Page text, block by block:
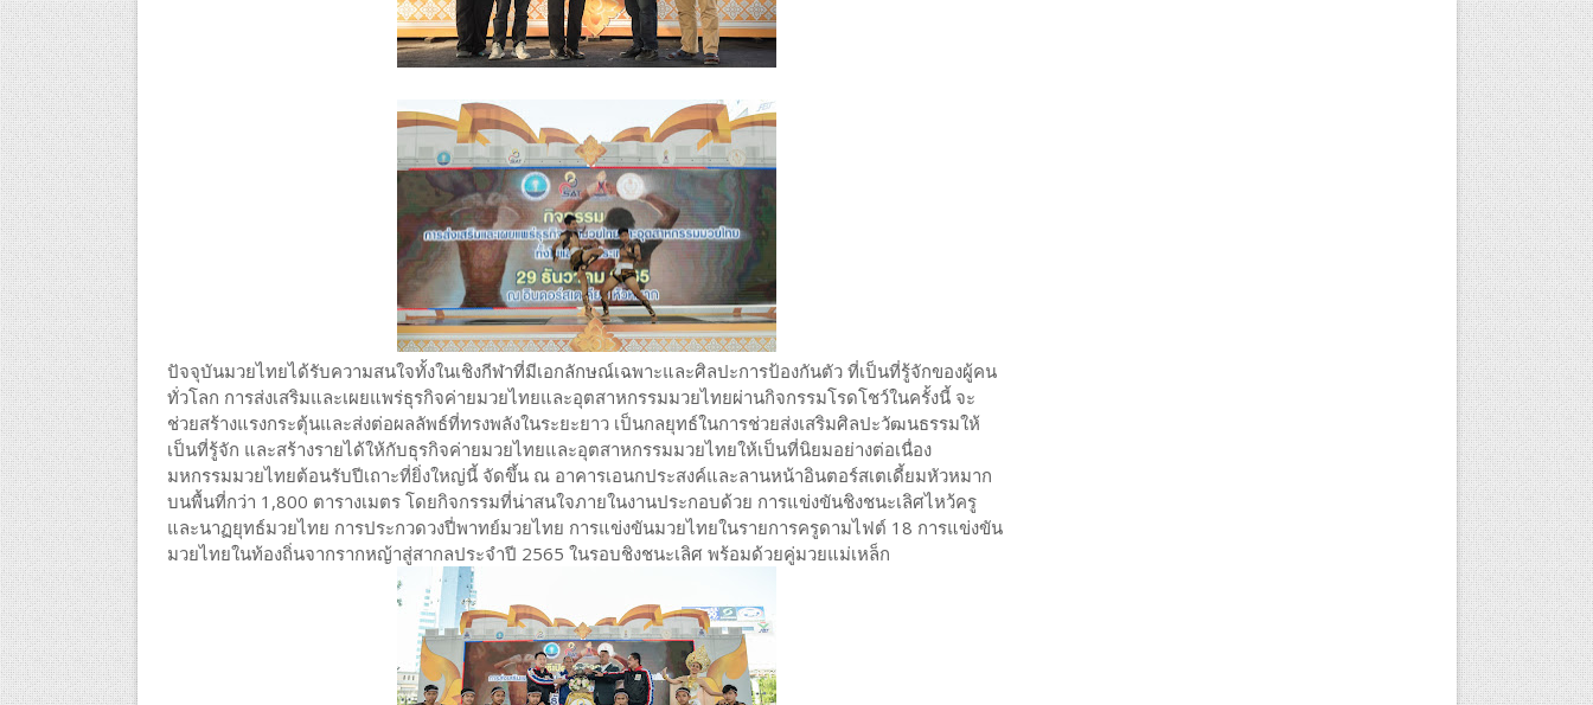
ปัจจุบันมวยไทยได้รับความสนใจทั้งในเชิงกีฬาที่มีเอกลักษณ์เฉพาะและศิลปะการป้องกันตัว ที่เป็นที่รู้จักของผู้คน
ทั่วโลก การส่งเสริมและเผยแพร่ธุรกิจค่ายมวยไทยและอุตสาหกรรมมวยไทยผ่านกิจกรรมโรดโชว์ในครั้งนี้ จะ
ช่วยสร้างแรงกระตุ้นและส่งต่อผลลัพธ์ที่ทรงพลังในระยะยาว เป็นกลยุทธ์ในการช่วยส่งเสริมศิลปะวัฒนธรรมให้
เป็นที่รู้จัก และสร้างรายได้ให้กับธุรกิจค่ายมวยไทยและอุตสาหกรรมมวยไทยให้เป็นที่นิยมอย่างต่อเนื่อง
มหกรรมมวยไทยต้อนรับปีเถาะที่ยิ่งใหญ่นี้ จัดขึ้น ณ อาคารเอนกประสงค์และลานหน้าอินตอร์สเตเดี้ยมหัวหมาก
บนพื้นที่กว่า 1,800 ตารางเมตร โดยกิจกรรมที่น่าสนใจภายในงานประกอบด้วย การแข่งขันชิงชนะเลิศไหว้ครู
และนาฏยุทธ์มวยไทย การประกวดวงปี่พาทย์มวยไทย การแข่งขันมวยไทยในรายการครูดามไฟต์ 18 การแข่งขัน
มวยไทยในท้องถิ่นจากรากหญ้าสู่สากลประจำปี 2565 ในรอบชิงชนะเลิศ พร้อมด้วยคู่มวยแม่เหล็ก